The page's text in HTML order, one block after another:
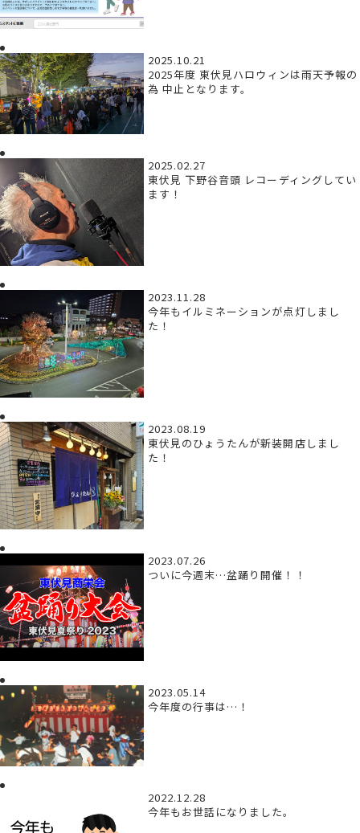
2025.10.21
2025年度 東伏見ハロウィンは雨天予報の
為 中止となります。
2025.02.27
東伏見 下野谷音頭 レコーディングしてい
ます！
2023.11.28
今年もイルミネーションが点灯しまし
た！
2023.08.19
東伏見のひょうたんが新装開店しまし
た！
2023.07.26
ついに今週末…盆踊り開催！！
2023.05.14
今年度の行事は…！
2022.12.28
今年もお世話になりました。